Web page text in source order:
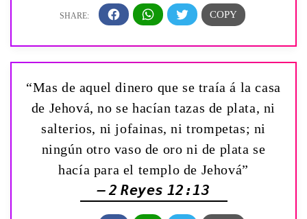
“Mas de aquel dinero que se traía á la casa
de Jehová, no se hacían tazas de plata, ni
salterios, ni jofainas, ni trompetas; ni
ningún otro vaso de oro ni de plata se
hacía para el templo de Jehová”
— 2 Reyes 12:13